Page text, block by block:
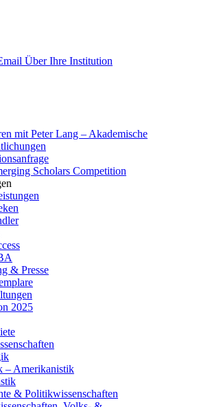
Über Ihre Institution
mit Peter Lang – Akademische
Scholars Competition
& Presse
2025
– Amerikanistik
& Politikwissenschaften